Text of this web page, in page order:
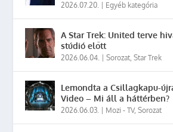
2026.07.20. Egyéb kategória
A Star Trek: United terve
stúdió előtt
2026.06.04. |Sorozat,Star Trek
Lemondta a Csillagkapu-
Video – Mi áll a háttérben?
2026.06.03. Mozi - TV,Sorozat